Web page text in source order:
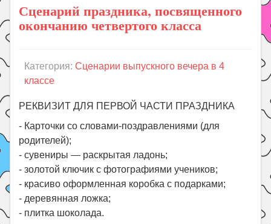
Сценарий праздника, посвященного
окончанию четвертого класса
Категория:Сценарии выпускного вечера в 4
классе
РЕКВИЗИТ ДЛЯ ПЕРВОЙ ЧАСТИ ПРАЗДНИКА
- Карточки со словами-поздравлениями (для
родителей);
- сувениры — раскрытая ладонь;
- золотой ключик с фотографиями учеников;
- красиво оформленная коробка с подарками;
- деревянная ложка;
- плитка шоколада.